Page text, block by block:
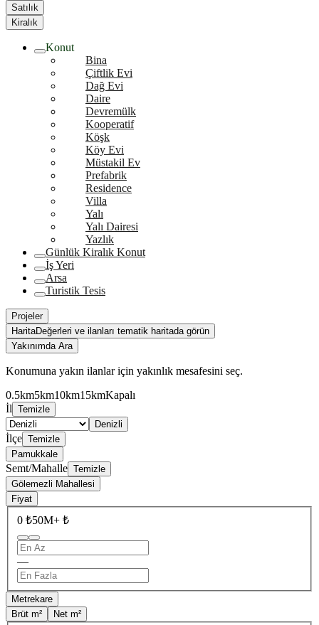
Satılık
Kiralık
Konut
Bina
Çiftlik Evi
Dağ Evi
Daire
Devremülk
Kooperatif
Köşk
Köy Evi
Müstakil Ev
Prefabrik
Residence
Villa
Yalı
Yalı Dairesi
Yazlık
Günlük Kiralık Konut
İş Yeri
Arsa
Turistik Tesis
Projeler
HaritaDeğerleri ve ilanları tematik haritada görün
Yakınımda Ara
Konumuna yakın ilanlar için yakınlık mesafesini seç.
0.5km5km10km15kmKapalı
İl Temizle
Denizli
İlçe Temizle
Pamukkale
Semt/Mahalle Temizle
Gölemezli Mahallesi
Fiyat
0 ₺50M+ ₺
—
Metrekare
Brüt m²
Net m²